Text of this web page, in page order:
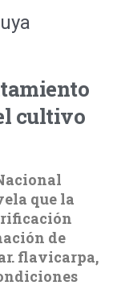
cultivo
que la
de
flavicarpa,